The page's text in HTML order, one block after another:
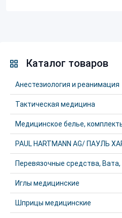
Каталог товаров
Анестезиология и реанимация
Тактическая медицина
Медицинское белье,
PAUL HARTMANN AG/ ПАУЛЬ
Перевязочные средства,
Иглы медицинские
Шприцы медицинские